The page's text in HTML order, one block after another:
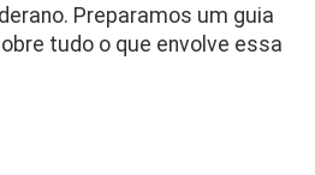
Preparamos um guia
tudo o que envolve essa